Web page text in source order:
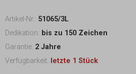
Artikel-Nr.: 51065/3L
Dedikation: bis zu 150 Zeichen
Garantie: 2 Jahre
Verfügbarkeit: letzte 1 Stück